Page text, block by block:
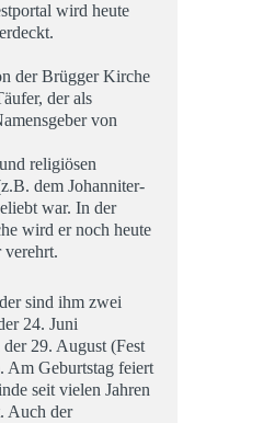
wird heute
der Brügger Kirche
der als
von
religiösen
dem Johanniter-
war. In der
wird er noch heute
verehrt.
sind ihm zwei
24. Juni
29. August (Fest
Am Geburtstag feiert
seit vielen Jahren
Auch der